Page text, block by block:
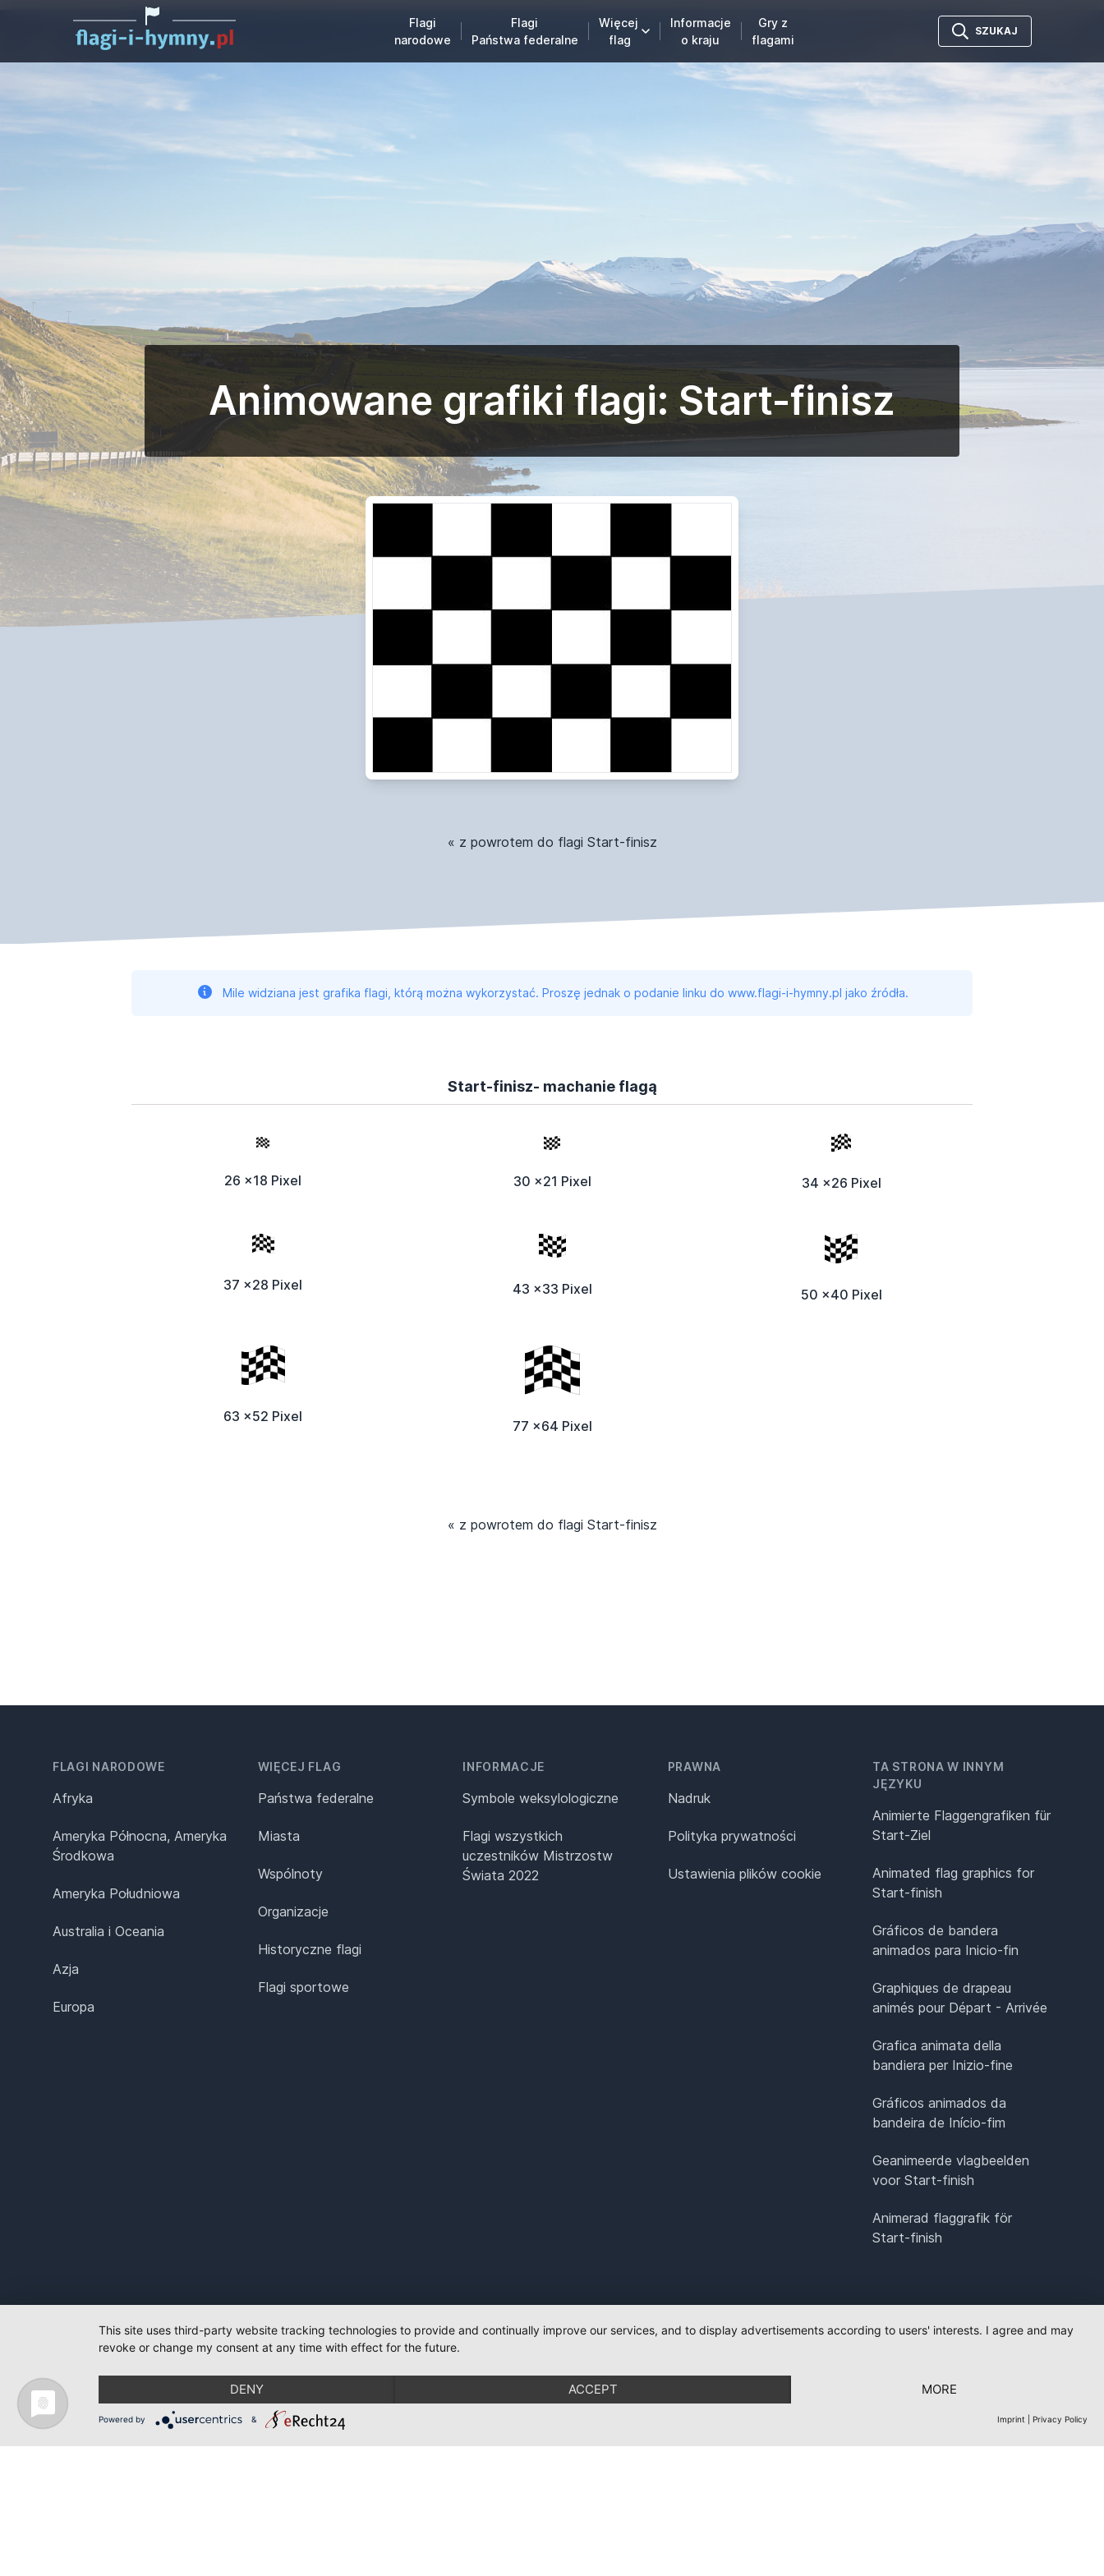
Flagi
narodowe
Flagi
Państwa federalne
Więcej
flag
Informacje
o kraju
Gry z
flagami
SZUKAJ
Animowane grafiki flagi: Start-finisz
« z powrotem do flagi Start-finisz
Mile widziana jest grafika flagi, którą można wykorzystać. Proszę jednak o podanie linku do www.flagi-i-hymny.pl jako źródła.
Start-finisz- machanie flagą
26 x18 Pixel 30 x21 Pixel 34 x26 Pixel
37 x28 Pixel 43 x33 Pixel 50 x40 Pixel
63 x52 Pixel
77 x64 Pixel
« z powrotem do flagi Start-finisz
FLAGI NARODOWE
Afryka
Ameryka Północna, Ameryka
Środkowa
Ameryka Południowa
Australia i Oceania
Azja
Europa
WIĘCEJ FLAG
Państwa federalne
Miasta
Wspólnoty
Organizacje
Historyczne flagi
Flagi sportowe
INFORMACJE
Symbole weksylologiczne
Flagi wszystkich
uczestników Mistrzostw
Świata 2022
PRAWNA
Nadruk
Polityka prywatności
Ustawienia plików cookie
TA STRONA W INNYM
JĘZYKU
Animierte Flaggengrafiken für
Start-Ziel
Animated flag graphics for
Start-finish
Gráficos de bandera
animados para Inicio-fin
Graphiques de drapeau
animés pour Départ - Arrivée
Grafica animata della
bandiera per Inizio-fine
Gráficos animados da
bandeira de Início-fim
Geanimeerde vlagbeelden
voor Start-finish
Animerad flaggrafik för
Start-finish
This site uses third-party website tracking technologies to provide and continually improve our services, and to display advertisements according to users' interests. I agree and may
revoke or change my consent at any time with effect for the future.
DENY ACCEPT MORE
Powered by & Imprint Privacy Policy